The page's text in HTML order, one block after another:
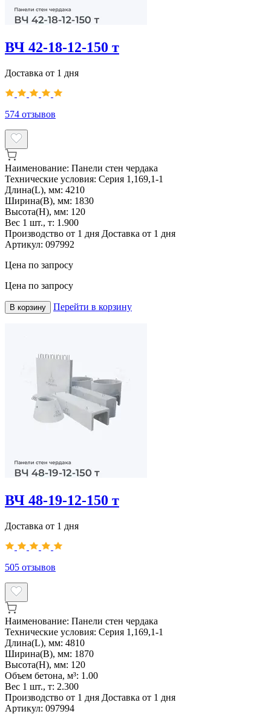
ВЧ 42-18-12-150 т
Доставка от 1 дня
574 отзывов
Наименование: Панели стен чердака
Технические условия: Серия 1,169,1-1
Длина(L), мм: 4210
Ширина(B), мм: 1830
Высота(H), мм: 120
Вес 1 шт., т: 1.900
Производство от 1 дня Доставка от 1 дня
Артикул: 097992
Цена по запросу
Цена по запросу
В корзину Перейти в корзину
ВЧ 48-19-12-150 т
Доставка от 1 дня
505 отзывов
Наименование: Панели стен чердака
Технические условия: Серия 1,169,1-1
Длина(L), мм: 4810
Ширина(B), мм: 1870
Высота(H), мм: 120
Объем бетона, м³: 1.00
Вес 1 шт., т: 2.300
Производство от 1 дня Доставка от 1 дня
Артикул: 097994